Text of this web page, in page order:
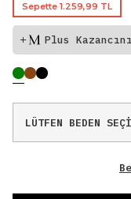
Sepette 1.259,99 TL
Plus